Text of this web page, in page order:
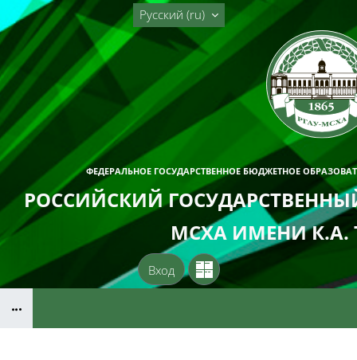
Перейти к основному содержанию
ФЕДЕРАЛЬНОЕ ГОСУДАРСТВЕННОЕ БЮДЖЕТНОЕ
РОССИЙСКИЙ
МСХА ИМЕНИ К.А.
Русский ‎(ru)‎
Вход